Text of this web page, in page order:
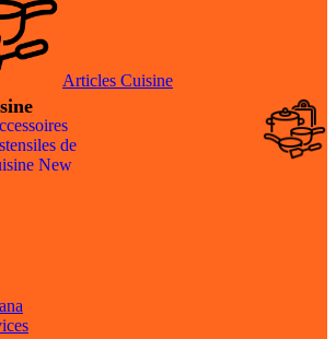
Articles Cuisine
de
New